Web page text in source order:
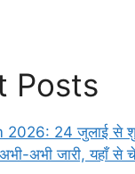
Posts
24 जुलाई से शुरू
अभी जारी, यहाँ से